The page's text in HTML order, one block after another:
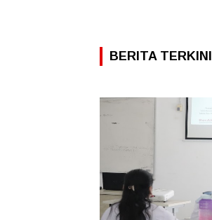
BERITA TERKINI